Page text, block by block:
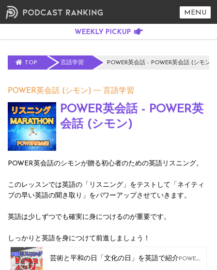
MENU
TOP 言語学習 POWER英会話 - POWER英会話 (シモン)
POWER英会話 (シモン) 言語学習
POWER英会話 - POWER英
会話 (シモン)
POWER英会話のシモンが贈る初心者のための英語リスニング。
このレッスンでは英語の「リスニング」をテストして「ネイティ
ブの早い英語の聞き取り」をパワーアップさせていきます。
英語は少しずつでも確実に身につけるのが重要です。
しっかりと英語を身につけて前進しましょう！
芸術と平和の日「文化の日」を英語で紹介POWER英会話 (シモン)